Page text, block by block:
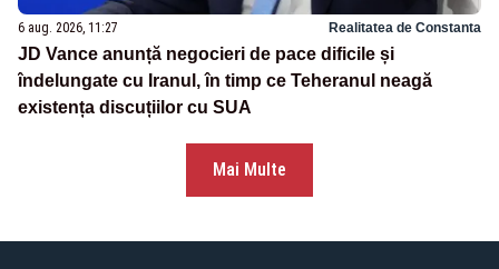
6 aug. 2026, 11:27 Realitatea de Constanta
JD Vance anunță negocieri de pace dificile și
îndelungate cu Iranul, în timp ce Teheranul neagă
existența discuțiilor cu SUA
Mai Multe